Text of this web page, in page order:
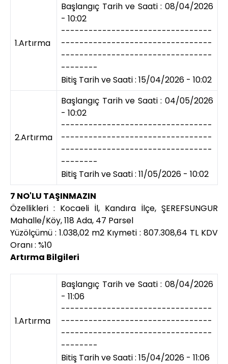
1.Artırma
Başlangıç Tarih ve Saati : 08/04/2026
- 10:02
---------------------------------
---------------------------------
---------------------------------
--------
Bitiş Tarih ve Saati : 15/04/2026 - 10:02
2.Artırma
Başlangıç Tarih ve Saati : 04/05/2026
- 10:02
---------------------------------
---------------------------------
---------------------------------
--------
Bitiş Tarih ve Saati : 11/05/2026 - 10:02
7 NO'LU TAŞINMAZIN
Özellikleri : Kocaeli İl, Kandıra İlçe, ŞEREFSUNGUR
Mahalle/Köy, 118 Ada, 47 Parsel
Yüzölçümü : 1.038,02 m2 Kıymeti : 807.308,64 TL KDV
Oranı : %10
Artırma Bilgileri
1.Artırma
Başlangıç Tarih ve Saati : 08/04/2026
- 11:06
---------------------------------
---------------------------------
---------------------------------
--------
Bitiş Tarih ve Saati : 15/04/2026 - 11:06